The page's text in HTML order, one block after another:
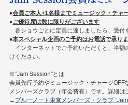
●会員ご本人+1名様までミュージック・チャ
●ご優待席は数に限りがございます
各ショウごとに定員に達しましたら、受付
●本スペシャル企画のご予約はお電話で承り
インターネットでご予約いただくと、半額
けください。
※“Jam Session”とは
会員先行予約やミュージック・チャージ
メンバーズクラブ（年会費有）です。詳細は
→ ブルーノート東京メンバーズ・クラブ